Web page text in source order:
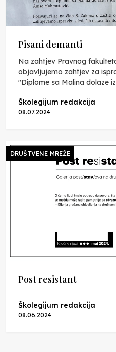
Pisani demanti
Na zahtjev Pravnog
objavljujemo zahtjev za
"Diplome sa Malina dolaze iz
Školegijum redakcija
08.07.2024
DRUŠTVENE MREŽE
Post resistant
Školegijum redakcija
08.06.2024